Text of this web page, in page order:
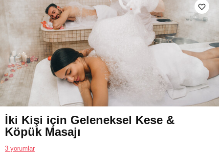
İki Kişi için Geleneksel Kese &
Köpük Masajı
3 yorumlar